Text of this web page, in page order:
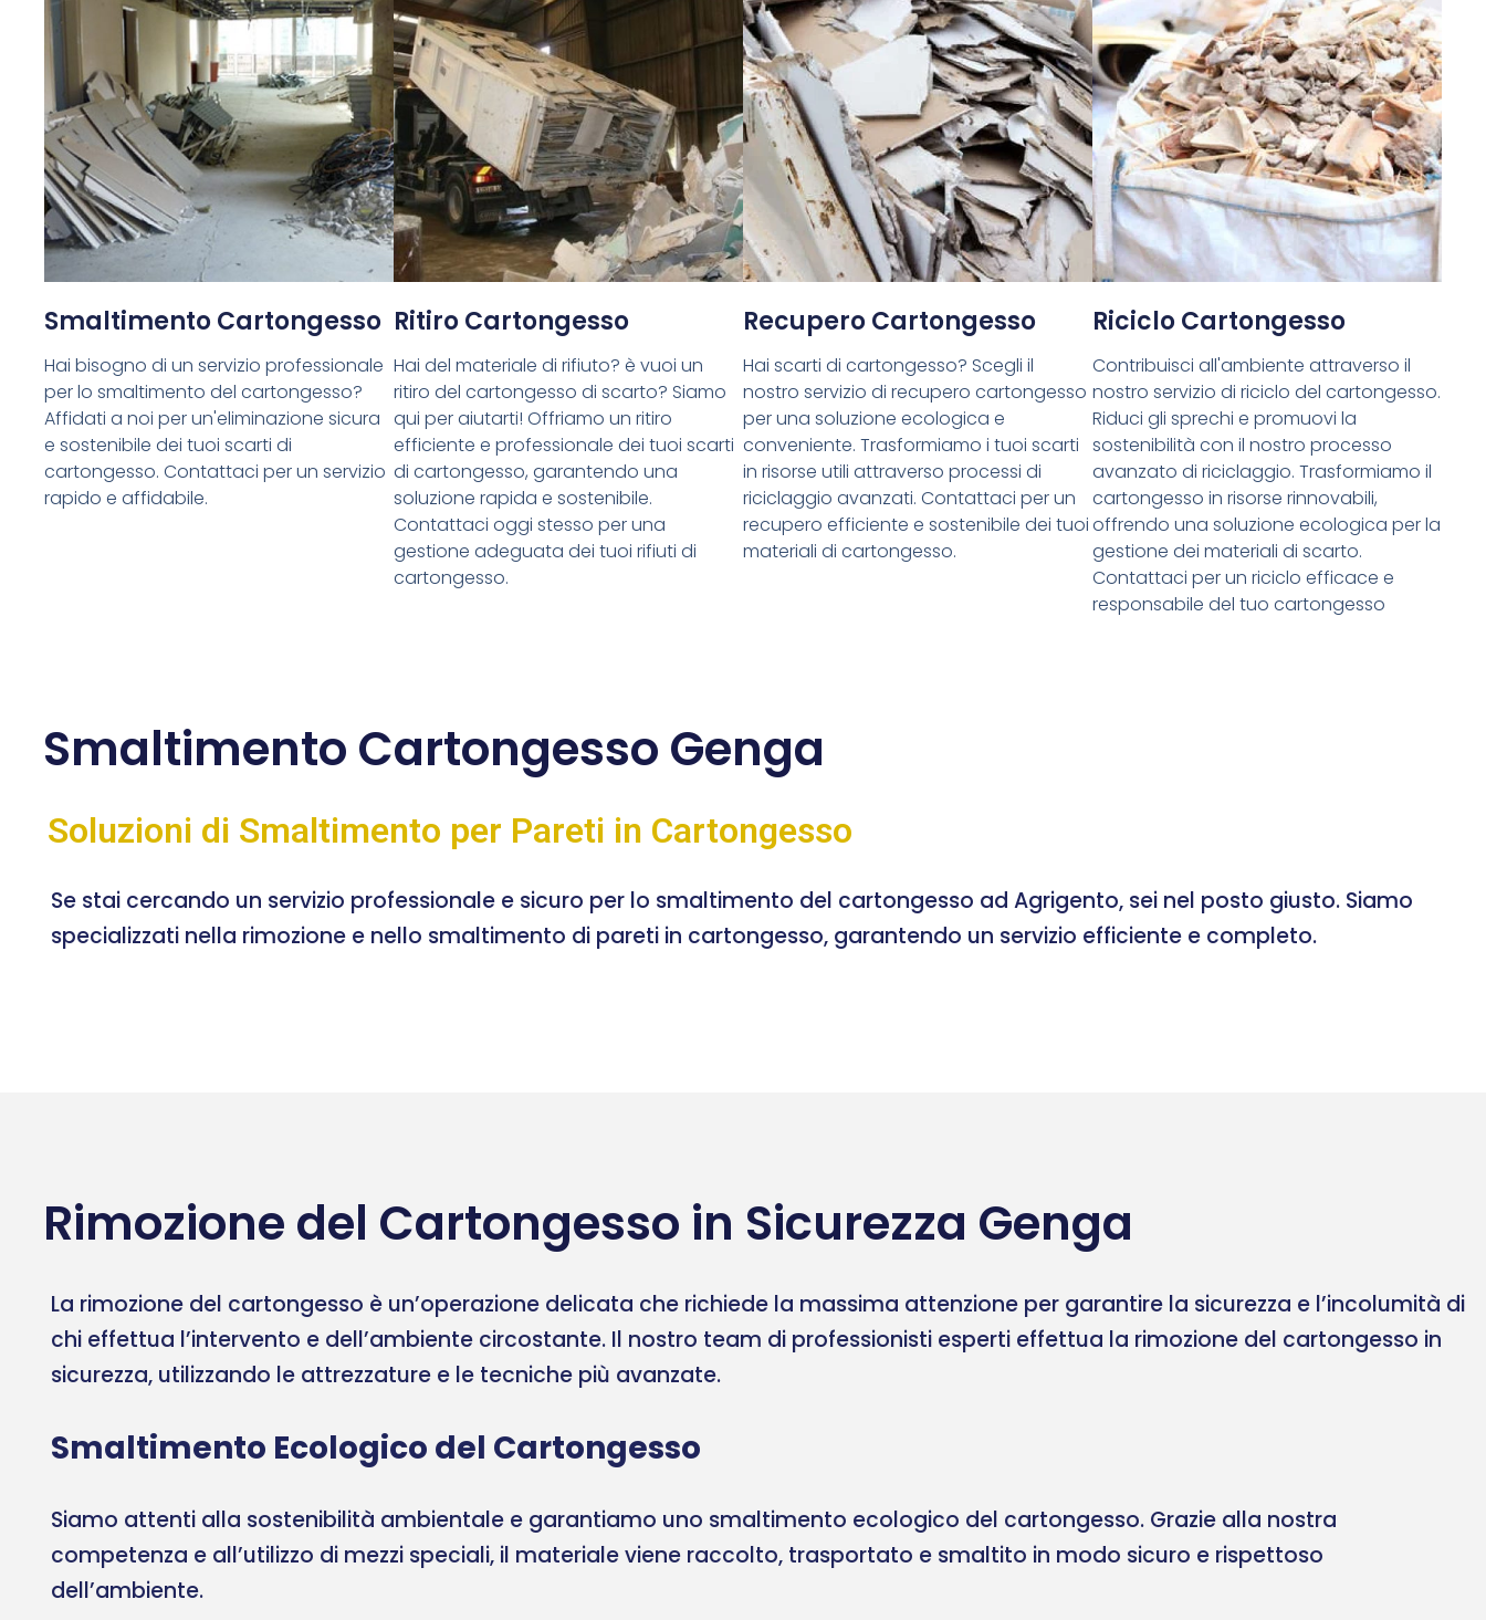
Smaltimento Cartongesso
Hai bisogno di un servizio professionale
per lo smaltimento del cartongesso?
Affidati a noi per un'eliminazione sicura
e sostenibile dei tuoi scarti di
cartongesso. Contattaci per un servizio
rapido e affidabile.
Ritiro Cartongesso
Hai del materiale di rifiuto? è vuoi un
ritiro del cartongesso di scarto? Siamo
qui per aiutarti! Offriamo un ritiro
efficiente e professionale dei tuoi scarti
di cartongesso, garantendo una
soluzione rapida e sostenibile.
Contattaci oggi stesso per una
gestione adeguata dei tuoi rifiuti di
cartongesso.
Recupero Cartongesso
Hai scarti di cartongesso? Scegli il
nostro servizio di recupero cartongesso
per una soluzione ecologica e
conveniente. Trasformiamo i tuoi scarti
in risorse utili attraverso processi di
riciclaggio avanzati. Contattaci per un
recupero efficiente e sostenibile dei tuoi
materiali di cartongesso.
Riciclo Cartongesso
Contribuisci all'ambiente attraverso il
nostro servizio di riciclo del cartongesso.
Riduci gli sprechi e promuovi la
sostenibilità con il nostro processo
avanzato di riciclaggio. Trasformiamo il
cartongesso in risorse rinnovabili,
offrendo una soluzione ecologica per la
gestione dei materiali di scarto.
Contattaci per un riciclo efficace e
responsabile del tuo cartongesso
Smaltimento Cartongesso Genga
Soluzioni di Smaltimento per Pareti in Cartongesso
Se stai cercando un servizio professionale e sicuro per lo smaltimento del cartongesso ad Agrigento, sei nel posto giusto. Siamo
specializzati nella rimozione e nello smaltimento di pareti in cartongesso, garantendo un servizio efficiente e completo.
Rimozione del Cartongesso in Sicurezza Genga
La rimozione del cartongesso è un’operazione delicata che richiede la massima attenzione per garantire la sicurezza e l’incolumità di
chi effettua l’intervento e dell’ambiente circostante. Il nostro team di professionisti esperti effettua la rimozione del cartongesso in
sicurezza, utilizzando le attrezzature e le tecniche più avanzate.
Smaltimento Ecologico del Cartongesso
Siamo attenti alla sostenibilità ambientale e garantiamo uno smaltimento ecologico del cartongesso. Grazie alla nostra
competenza e all’utilizzo di mezzi speciali, il materiale viene raccolto, trasportato e smaltito in modo sicuro e rispettoso
dell’ambiente.